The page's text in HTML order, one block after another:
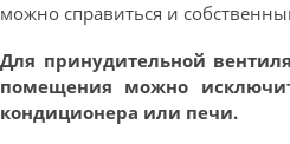
можно справиться и
Для принудительной
помещения можно
кондиционера или печи.